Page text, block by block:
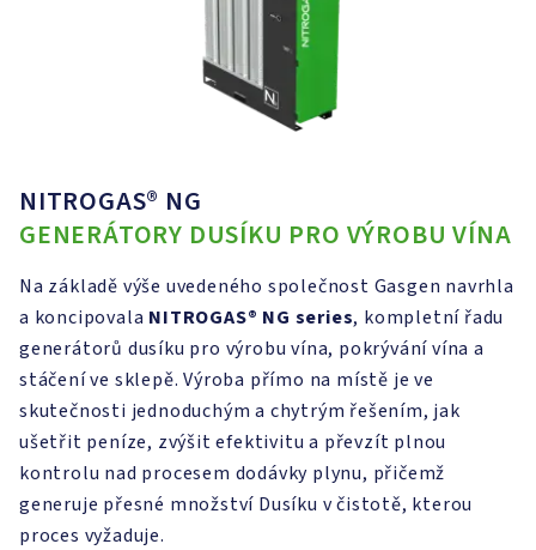
NITROGAS® NG
GENERÁTORY DUSÍKU PRO VÝROBU VÍNA
Na základě výše uvedeného společnost Gasgen navrhla
a koncipovala NITROGAS® NG series, kompletní řadu
generátorů dusíku pro výrobu vína, pokrývání vína a
stáčení ve sklepě. Výroba přímo na místě je ve
skutečnosti jednoduchým a chytrým řešením, jak
ušetřit peníze, zvýšit efektivitu a převzít plnou
kontrolu nad procesem dodávky plynu, přičemž
generuje přesné množství Dusíku v čistotě, kterou
proces vyžaduje.